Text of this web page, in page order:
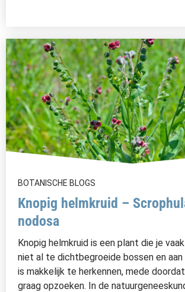
BOTANISCHE BLOGS
Knopig helmkruid –
nodosa
Knopig helmkruid is een plant die je
niet al te dichtbegroeide bossen en aan
is makkelijk te herkennen, mede
graag opzoeken. In de